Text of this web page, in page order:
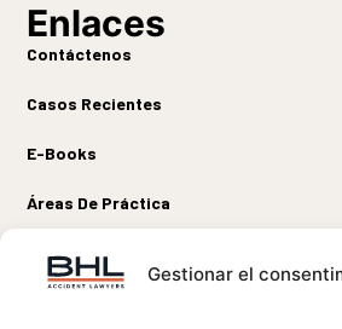
Gestionar el
Enlaces
Contáctenos
Casos Recientes
E-Books
Áreas De Práctica
Sobre Nosotros
Conectar